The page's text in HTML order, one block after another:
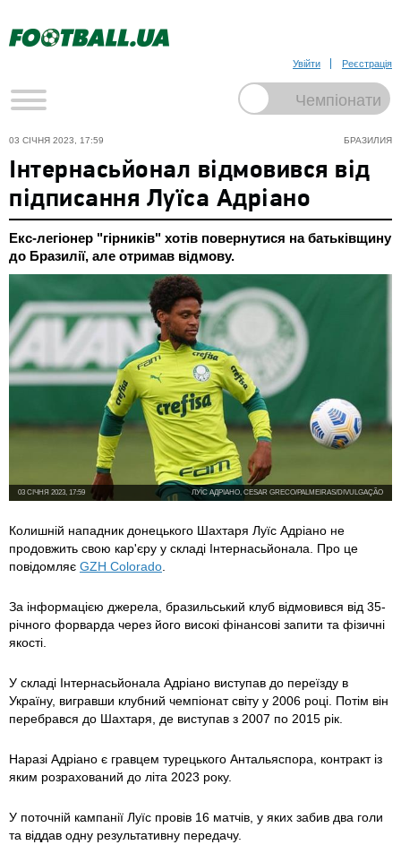
Увійти Реєстрація
БРАЗИЛИЯ
03 СІЧНЯ 2023, 17:59
Інтернасьйонал відмовився від
підписання Луїса Адріано
Екс-легіонер "гірників" хотів повернутися на батьківщину
до Бразилії, але отримав відмову.
ЛУЇС АДРІАНО, CESAR GRECO/PALMEIRAS/DIVULGAÇÃO
03 СІЧНЯ 2023, 17:59
Колишній нападник донецького Шахтаря Луїс Адріано не
продовжить свою кар'єру у складі Інтернасьйонала. Про це
повідомляє GZH Colorado.
За інформацією джерела, бразильський клуб відмовився від 35-
річного форварда через його високі фінансові запити та фізичні
якості.
У складі Інтернасьйонала Адріано виступав до переїзду в
Україну, вигравши клубний чемпіонат світу у 2006 році. Потім він
перебрався до Шахтаря, де виступав з 2007 по 2015 рік.
Наразі Адріано є гравцем турецького Антальяспора, контракт із
яким розрахований до літа 2023 року.
У поточній кампанії Луїс провів 16 матчів, у яких забив два голи
та віддав одну результативну передачу.